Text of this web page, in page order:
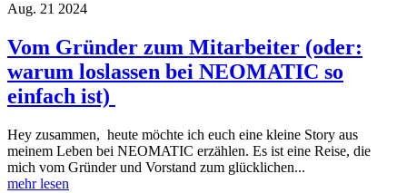
Aug. 21 2024
Vom Gründer zum Mitarbeiter (oder:
warum loslassen bei NEOMATIC so
einfach ist)
Hey zusammen, heute möchte ich euch eine kleine Story aus
meinem Leben bei NEOMATIC erzählen. Es ist eine Reise, die
mich vom Gründer und Vorstand zum glücklichen...
mehr lesen